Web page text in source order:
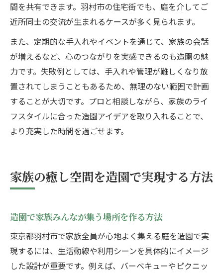
間を共有できます。羽村市の住宅街でも、庭を介してご
近所同士の交流が生まれるケースが多く見られます。
また、定期的な手入れやイベントを通じて、家族の会話
が増えるなど、心のつながりを実感できるのも造園の魅
力です。失敗例としては、手入れや管理が難しくなり放
置されてしまうこともあるため、無理のない範囲で計画
することが大切です。プロと相談しながら、家族のライ
フスタイルに合った造園アイデアを取り入れることで、
より充実した時間を過ごせます。
家族の癒し空間を造園で実現する方法
造園で家族みんなが集う場所を作る方法
東京都羽村市で家族全員が心地よく集える庭を造園で実
現するには、生活動線や利用シーンを具体的にイメージ
した設計が重要です。例えば、バーベキューやピクニッ